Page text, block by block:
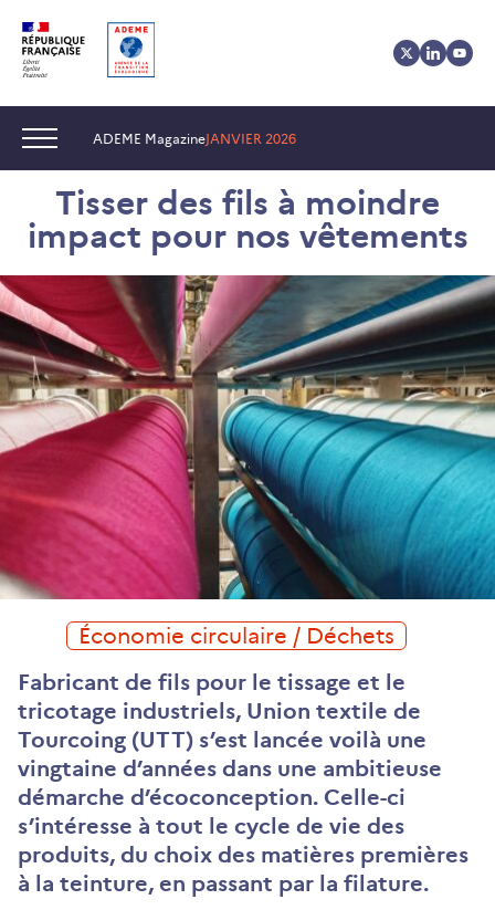
au
contenu
au
menu
des
cookies
Navigation :ADEME MagazineJANVIER 2026
Tisser des fils à moindre
impact pour nos vêtements
Économie circulaire / Déchets
Fabricant de fils pour le tissage et le
tricotage industriels, Union textile de
Tourcoing (UTT) s’est lancée voilà une
vingtaine d’années dans une ambitieuse
démarche d’écoconception. Celle-ci
s’intéresse à tout le cycle de vie des
produits, du choix des matières premières
à la teinture, en passant par la filature.